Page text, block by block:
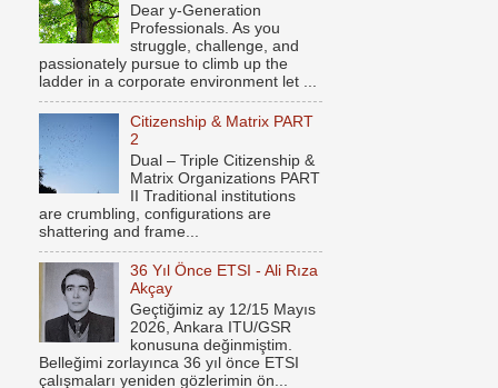
Dear y-Generation
Professionals. As you
struggle, challenge, and
passionately pursue to climb up the
ladder in a corporate environment let ...
Citizenship & Matrix PART
2
Dual – Triple Citizenship &
Matrix Organizations PART
II Traditional institutions
are crumbling, configurations are
shattering and frame...
36 Yıl Önce ETSI - Ali Rıza
Akçay
Geçtiğimiz ay 12/15 Mayıs
2026, Ankara ITU/GSR
konusuna değinmiştim.
Belleğimi zorlayınca 36 yıl önce ETSI
çalışmaları yeniden gözlerimin ön...